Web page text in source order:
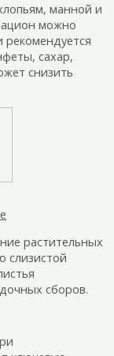
манной и
можно
сахар,
снизить
растительных
слизистой
сборов.